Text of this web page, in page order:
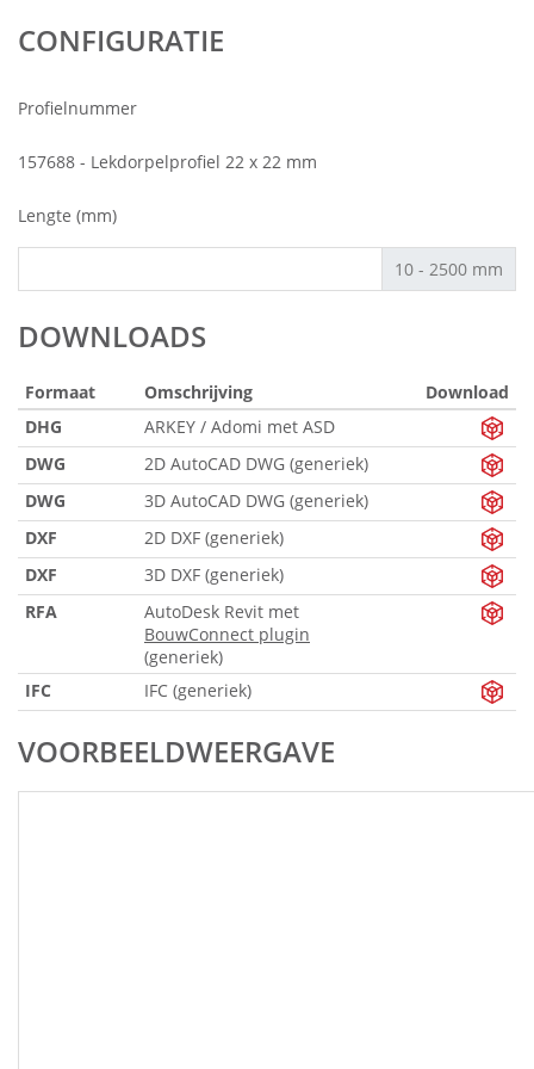
CONFIGURATIE
Profielnummer
157688 - Lekdorpelprofiel 22 x 22 mm
Lengte (mm)
10 - 2500 mm
DOWNLOADS
Formaat Omschrijving
Download
DHG
ARKEY / Adomi met ASD
DWG
2D AutoCAD DWG (generiek)
DWG
3D AutoCAD DWG (generiek)
DXF
2D DXF (generiek)
DXF
3D DXF (generiek)
RFA
AutoDesk Revit met
BouwConnect plugin
(generiek)
IFC
IFC (generiek)
VOORBEELDWEERGAVE